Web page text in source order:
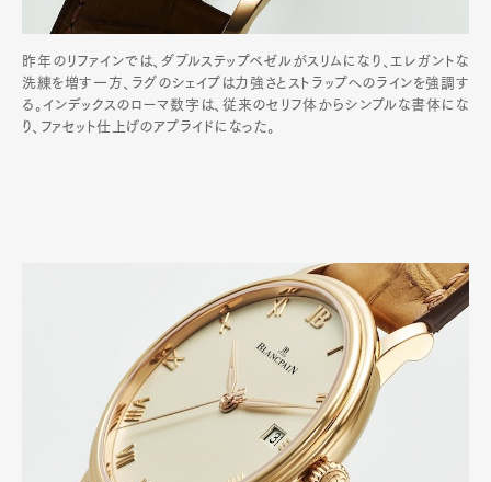
昨年のリファインでは、ダブルステップベゼルがスリムになり、エレガントな
洗練を増す一方、ラグのシェイプは力強さとストラップへのラインを強調す
る。インデックスのローマ数字は、従来のセリフ体からシンプルな書体にな
り、ファセット仕上げのアプライドになった。